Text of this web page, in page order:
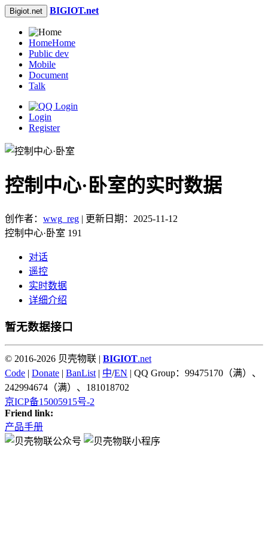
Bigiot.net BIGIOT.net
HomeHome
Public dev
Mobile
Document
Talk
Login
Register
控制中心·卧室的实时数据
创作者： wwg_reg | 更新日期：2025-11-12
控制中心·卧室 191
对话
遥控
实时数据
详细介绍
暂无数据接口
© 2016-2026 贝壳物联 | BIGIOT.net
Code | Donate | BanList | 中/EN | QQ Group：99475170（满）、
242994674（满）、181018702
京ICP备15005915号-2
Friend link:
产品手册